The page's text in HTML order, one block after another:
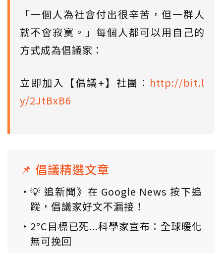
「一個人為社會付出很辛苦，但一群人
就不會寂寞。」每個人都可以用自己的
方式成為倡議家：
立即加入【倡議+】社團： http://bit.l
y/2JtBxB6
📌 倡議精選文章
💡 追新聞》在 Google News 按下追
蹤，倡議家好文不漏接！
2°C目標已死...科學家宣布：全球暖化
無可挽回